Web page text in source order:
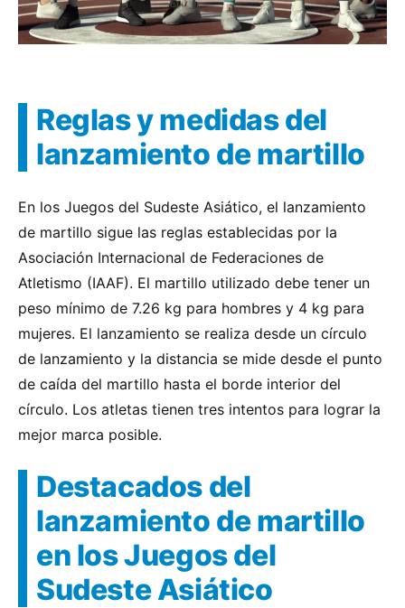
Reglas y medidas del
lanzamiento de martillo
En los Juegos del Sudeste Asiático, el lanzamiento
de martillo sigue las reglas establecidas por la
Asociación Internacional de Federaciones de
Atletismo (IAAF). El martillo utilizado debe tener un
peso mínimo de 7.26 kg para hombres y 4 kg para
mujeres. El lanzamiento se realiza desde un círculo
de lanzamiento y la distancia se mide desde el punto
de caída del martillo hasta el borde interior del
círculo. Los atletas tienen tres intentos para lograr la
mejor marca posible.
Destacados del
lanzamiento de martillo
en los Juegos del
Sudeste Asiático